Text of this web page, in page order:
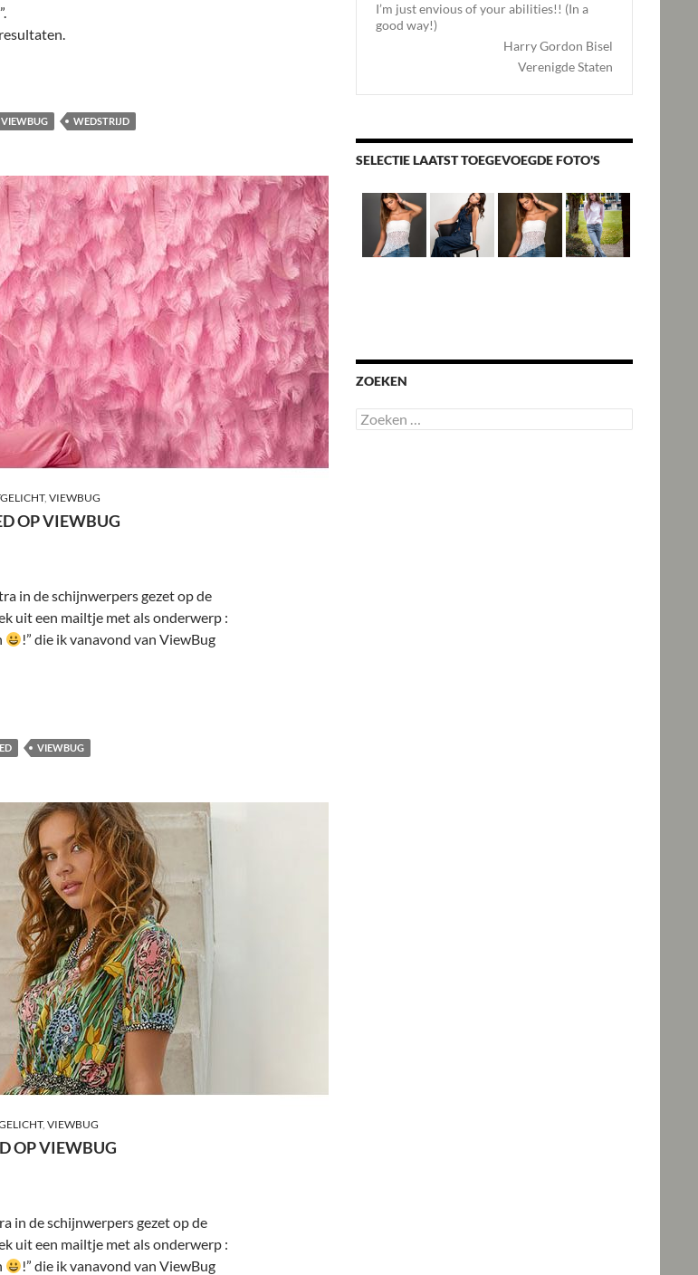
65 bij publiek wedstrijd ViewBug
VIEWBUG WEDSTRIJD
, VIEWBUG
OP VIEWBUG
in de schijnwerpers gezet op de
uit een mailtje met als onderwerp :
!” die ik vanavond van ViewBug
op ViewBug
VIEWBUG
, VIEWBUG
OP VIEWBUG
in de schijnwerpers gezet op de
uit een mailtje met als onderwerp :
!” die ik vanavond van ViewBug
I’m just envious of your abilities!! (In a
good way!)
Harry Gordon Bisel
Verenigde Staten
SELECTIE LAATST TOEGEVOEGDE FOTO'S
ZOEKEN
Zoeken
naar: